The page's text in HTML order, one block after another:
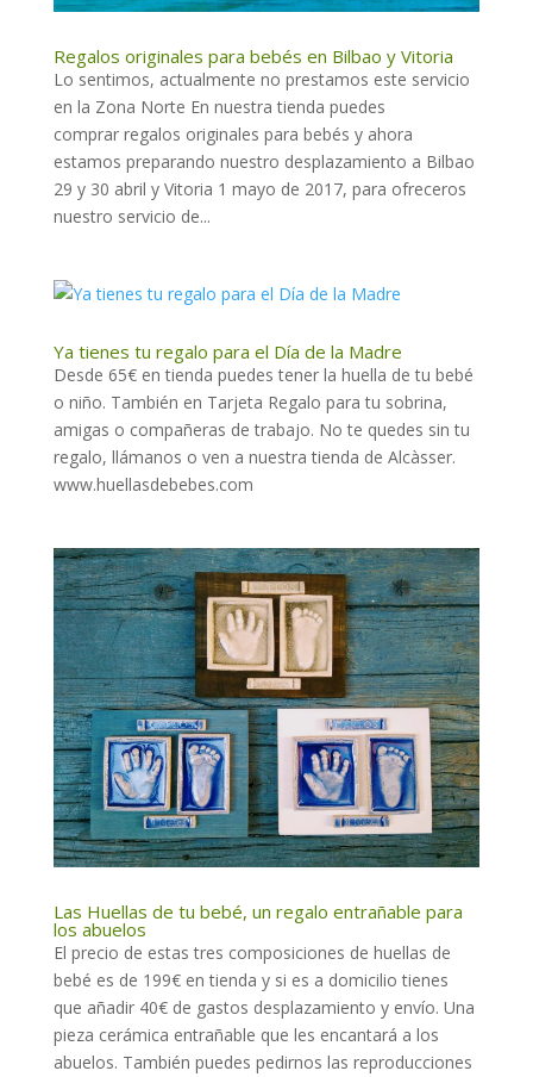
Regalos originales para bebés en Bilbao y Vitoria
Lo sentimos, actualmente no prestamos este servicio
en la Zona Norte En nuestra tienda puedes
comprar regalos originales para bebés y ahora
estamos preparando nuestro desplazamiento a Bilbao
29 y 30 abril y Vitoria 1 mayo de 2017, para ofreceros
nuestro servicio de...
Ya tienes tu regalo para el Día de la Madre
Desde 65€ en tienda puedes tener la huella de tu bebé
o niño. También en Tarjeta Regalo para tu sobrina,
amigas o compañeras de trabajo. No te quedes sin tu
regalo, llámanos o ven a nuestra tienda de Alcàsser.
www.huellasdebebes.com
Las Huellas de tu bebé, un regalo entrañable para
los abuelos
El precio de estas tres composiciones de huellas de
bebé es de 199€ en tienda y si es a domicilio tienes
que añadir 40€ de gastos desplazamiento y envío. Una
pieza cerámica entrañable que les encantará a los
abuelos. También puedes pedirnos las reproducciones